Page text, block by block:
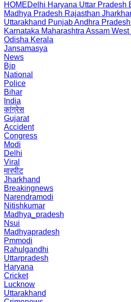
HOMEDelhi Haryana Uttar Pradesh
Madhya Pradesh Rajasthan
Uttarakhand PunjabAndhra Pradesh
Karnataka Maharashtra Assam West
Odisha Kerala
Jansamasya
News
Bjp
National
Police
Bihar
India
कांग्रेस
Gujarat
Accident
Congress
Modi
Delhi
Viral
मारपीट
Jharkhand
Breakingnews
Narendramodi
Nitishkumar
Madhya_pradesh
Nsui
Madhyapradesh
Pmmodi
Rahulgandhi
Uttarpradesh
Haryana
Cricket
Lucknow
Uttarakhand